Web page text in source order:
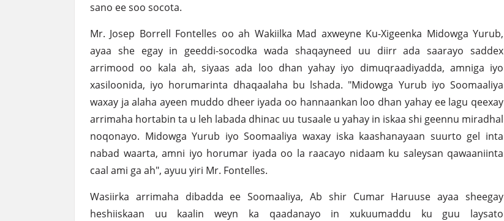
sano ee soo socota.
Mr. Josep Borrell Fontelles oo ah Wakiilka Mad axweyne Ku-Xigeenka Midowga Yurub,
ayaa she egay in geeddi-socodka wada shaqayneed uu diirr ada saarayo saddex
arrimood oo kala ah, siyaas ada loo dhan yahay iyo dimuqraadiyadda, amniga iyo
xasiloonida, iyo horumarinta dhaqaalaha bu lshada. "Midowga Yurub iyo Soomaaliya
waxay ja alaha ayeen muddo dheer iyada oo hannaankan loo dhan yahay ee lagu qeexay
arrimaha hortabin ta u leh labada dhinac uu tusaale u yahay in iskaa shi geennu miradhal
noqonayo. Midowga Yurub iyo Soomaaliya waxay iska kaashanayaan suurto gel inta
nabad waarta, amni iyo horumar iyada oo la raacayo nidaam ku saleysan qawaaniinta
caal ami ga ah", ayuu yiri Mr. Fontelles.
Wasiirka arrimaha dibadda ee Soomaaliya, Ab shir Cumar Haruuse ayaa sheegay
heshiiskaan uu kaalin weyn ka qaadanayo in xukuumaddu ku guu laysato